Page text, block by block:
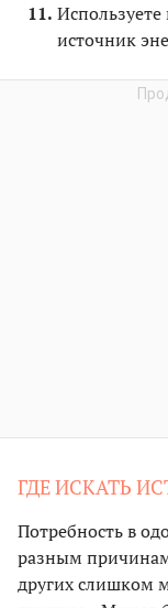
источник
ГДЕ ИСКАТЬ
Потребность в
разным
других слишком